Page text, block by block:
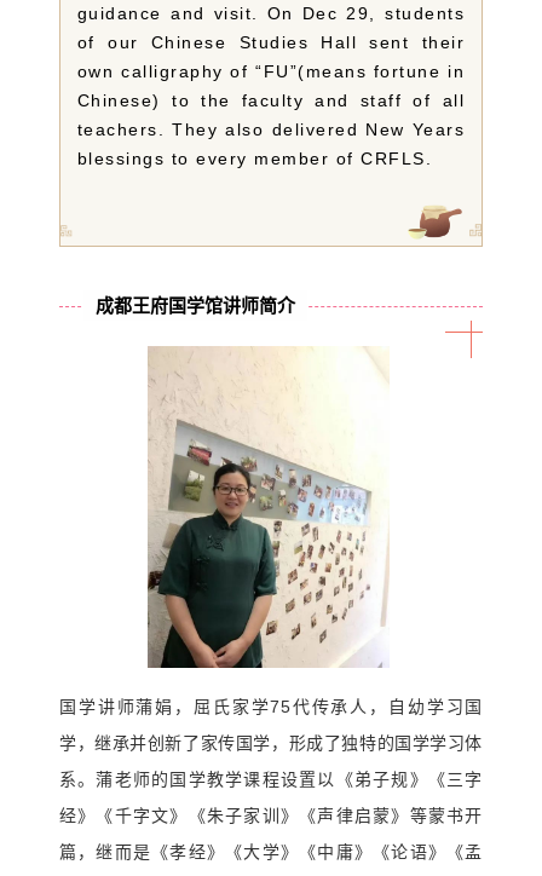
guidance and visit. On Dec 29, students
of our Chinese Studies Hall sent their
own calligraphy of “FU”(means fortune in
Chinese) to the faculty and staff of all
teachers. They also delivered New Years
blessings to every member of CRFLS.
成都王府国学馆讲师简介
国学讲师蒲娟，屈氏家学75代传承人，自幼学习国
学，继承并创新了家传国学，形成了独特的国学学习体
系。蒲老师的国学教学课程设置以《弟子规》《三字
经》《千字文》《朱子家训》《声律启蒙》等蒙书开
篇，继而是《孝经》《大学》《中庸》《论语》《孟